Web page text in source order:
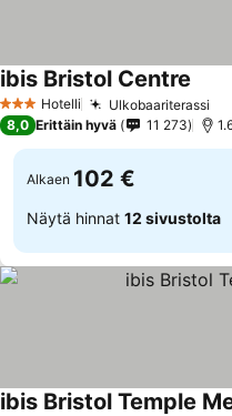
3 Tähtiluokitus
Hotelli Ulkobaariterassi
ibis Bristol Centre
8,0 Erittäin hyvä 11 273
Alkaen 102 €
Näytä hinnat 12 sivustolta
ibis Bristol Temple